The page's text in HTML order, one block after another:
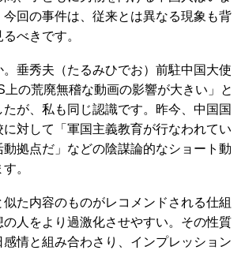
回の事件は、従来とは異なる現象も背
べきです。
垂秀夫（たるみひでお）前駐中国大使
上の荒廃無稽な動画の影響が大きい」と
が、私も同じ認識です。昨今、中国国
対して「軍国主義教育が行なわれてい
動拠点だ」などの陰謀論的なショート動
。
た内容のものがレコメンドされる仕組
人をより過激化させやすい。その性質
情と組み合わさり、インプレッション